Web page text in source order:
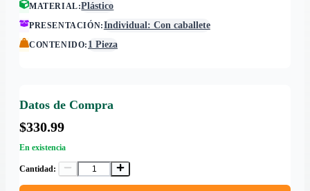
MATERIAL:Plástico
PRESENTACIÓN:Individual: Con caballete
CONTENIDO: 1 Pieza
Datos de Compra
$330.99
En existencia
Cantidad: